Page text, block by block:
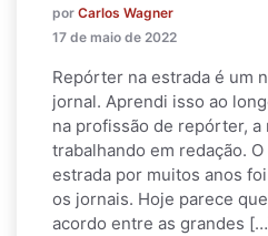
por Carlos Wagner
17 de maio de 2022
Repórter na estrada é um
jornal. Aprendi isso ao
na profissão de repórter,
trabalhando em redação.
estrada por muitos anos
os jornais. Hoje parece
acordo entre as grandes